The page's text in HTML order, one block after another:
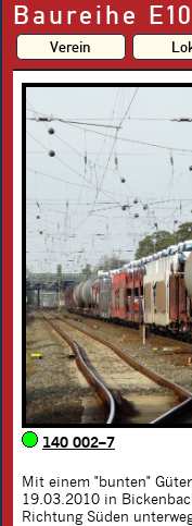
Baureihe
Verein
140 002–7
Mit einem "bunten"
19.03.2010 in
Richtung Süden